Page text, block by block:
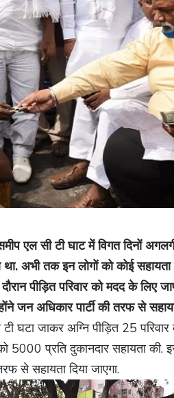
एल सी टी घाट में विगत दिनों
था. अभी तक इन लोगों को कोई
पीड़ित परिवार को मदद के लिए
अधिकार पार्टी की तरफ से
जाकर अग्नि पीड़ित 25 परिवार
5000 प्रति दुकानदार सहायता की.
से सहायता दिया जाएगा.